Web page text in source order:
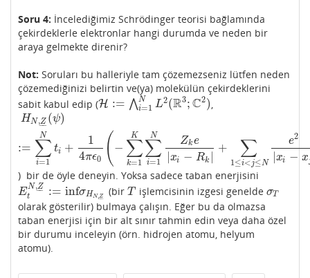
Soru 4: İncelediğimiz Schrödinger teorisi bağlamında
çekirdeklerle elektronlar hangi durumda ve neden bir
araya gelmekte direnir?
Not: Soruları bu halleriyle tam çözemezseniz lütfen neden
çözemediğinizi belirtin ve(ya) molekülün çekirdeklerini
sabit kabul edip (H := ⋀N
i=1 L2(R3; C2)
H:=⋀i= 1NL2 (R3;C2)
HN,Z
–– (ψ)
:= ∑
i=1
N
ti +
1
4πϵ0 ( − ∑
k=1
K ∑
i=1
N Zke
xi − Rk
+ ∑
1 ≤i<j≤N
e2
xi − x
HN,Z_(ψ):=
) bir de öyle deneyin. Yoksa sadece taban enerjisini
EN,Z
––
t := infσHN,Z
––
EtN,Z_ :=infσHN,Z_ (birT
T işlemcisinin izgesi genelde σT
σT
olarak gösterilir) bulmaya çalışın. Eğer bu da olmazsa
taban enerjisi için bir alt sınır tahmin edin veya daha özel
bir durumu inceleyin (örn. hidrojen atomu, helyum
atomu).